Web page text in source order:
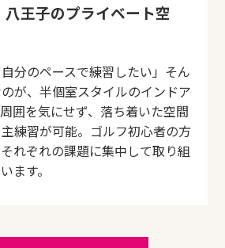
王子のプライベート空
自分のペースで練習したい」そん
が、半個室スタイルのインドア
囲を気にせず、落ち着いた空間
練習が可能。ゴルフ初心者の方
れぞれの課題に集中して取り組
ます。